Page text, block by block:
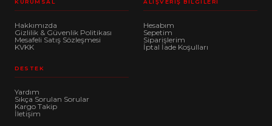
KURUMSAL
Hakkımızda
Gizlilik & Güvenlik Politikası
Mesafeli Satış Sözleşmesi
KVKK
ALIŞVERIŞ BILGILERI
Hesabım
Sepetim
Siparişlerim
İptal İade Koşulları
DESTEK
Yardım
Sıkça Sorulan Sorular
Kargo Takip
İletişim